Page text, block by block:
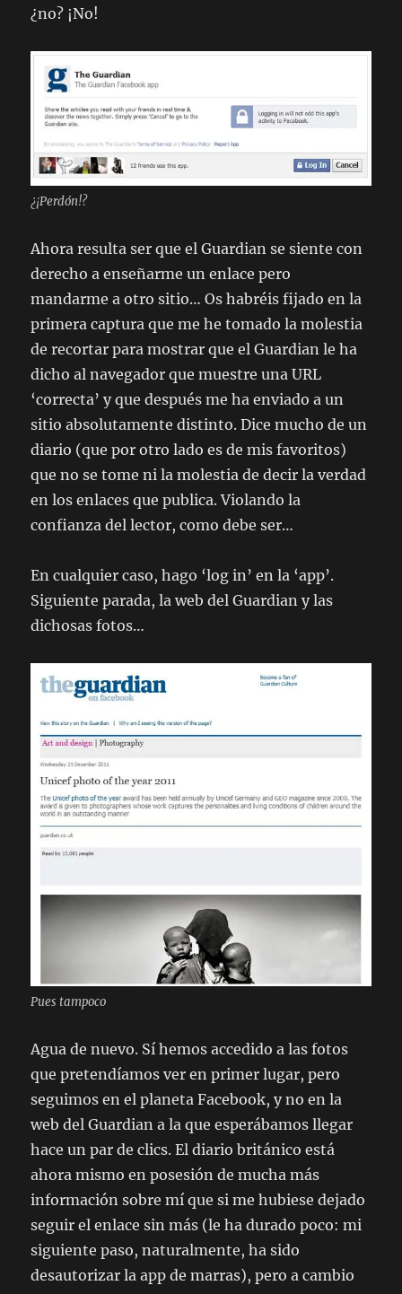
¿no? ¡No!
¿¡Perdón!?
Ahora resulta ser que el Guardian se siente con
derecho a enseñarme un enlace pero
mandarme a otro sitio… Os habréis fijado en la
primera captura que me he tomado la molestia
de recortar para mostrar que el Guardian le ha
dicho al navegador que muestre una URL
‘correcta’ y que después me ha enviado a un
sitio absolutamente distinto. Dice mucho de un
diario (que por otro lado es de mis favoritos)
que no se tome ni la molestia de decir la verdad
en los enlaces que publica. Violando la
confianza del lector, como debe ser…
En cualquier caso, hago ‘log in’ en la ‘app’.
Siguiente parada, la web del Guardian y las
dichosas fotos…
Pues tampoco
Agua de nuevo. Sí hemos accedido a las fotos
que pretendíamos ver en primer lugar, pero
seguimos en el planeta Facebook, y no en la
web del Guardian a la que esperábamos llegar
hace un par de clics. El diario británico está
ahora mismo en posesión de mucha más
información sobre mí que si me hubiese dejado
seguir el enlace sin más (le ha durado poco: mi
siguiente paso, naturalmente, ha sido
desautorizar la app de marras), pero a cambio